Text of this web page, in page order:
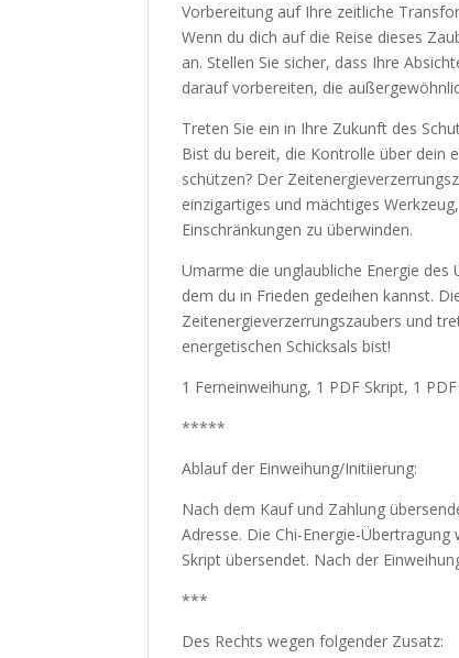
Vorbereitung auf Ihre zeitliche
Wenn du dich auf die Reise dieses
an. Stellen Sie sicher, dass Ihre
darauf vorbereiten, die
Treten Sie ein in Ihre Zukunft des
Bist du bereit, die Kontrolle über dein
schützen? Der
einzigartiges und mächtiges
Einschränkungen zu überwinden.
Umarme die unglaubliche Energie
dem du in Frieden gedeihen kannst.
Zeitenergieverzerrungszaubers und
energetischen Schicksals bist!
1 Ferneinweihung, 1 PDF Skript, 1
*****
Ablauf der Einweihung/Initiierung:
Nach dem Kauf und Zahlung
Adresse. Die Chi-Energie-
Skript übersendet. Nach der
***
Des Rechts wegen folgender Zusatz: